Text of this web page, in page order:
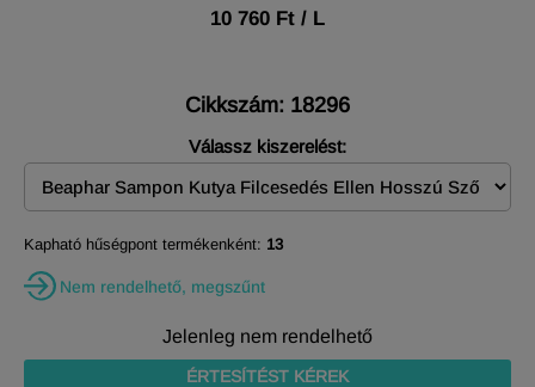
10 760 Ft / L
Cikkszám: 18296
Válassz kiszerelést:
Kapható hűségpont termékenként: 13
Nem rendelhető, megszűnt
Jelenleg nem rendelhető
ÉRTESÍTÉST KÉREK